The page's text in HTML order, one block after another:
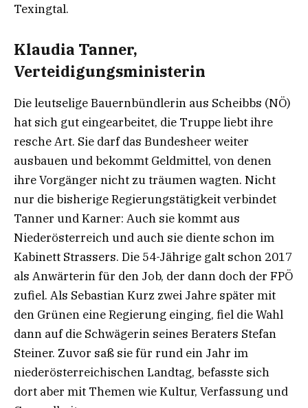
Texingtal.
Klaudia Tanner,
Verteidigungsministerin
Die leutselige Bauernbündlerin aus Scheibbs (NÖ)
hat sich gut eingearbeitet, die Truppe liebt ihre
resche Art. Sie darf das Bundesheer weiter
ausbauen und bekommt Geldmittel, von denen
ihre Vorgänger nicht zu träumen wagten. Nicht
nur die bisherige Regierungstätigkeit verbindet
Tanner und Karner: Auch sie kommt aus
Niederösterreich und auch sie diente schon im
Kabinett Strassers. Die 54-Jährige galt schon 2017
als Anwärterin für den Job, der dann doch der FPÖ
zufiel. Als Sebastian Kurz zwei Jahre später mit
den Grünen eine Regierung einging, fiel die Wahl
dann auf die Schwägerin seines Beraters Stefan
Steiner. Zuvor saß sie für rund ein Jahr im
niederösterreichischen Landtag, befasste sich
dort aber mit Themen wie Kultur, Verfassung und